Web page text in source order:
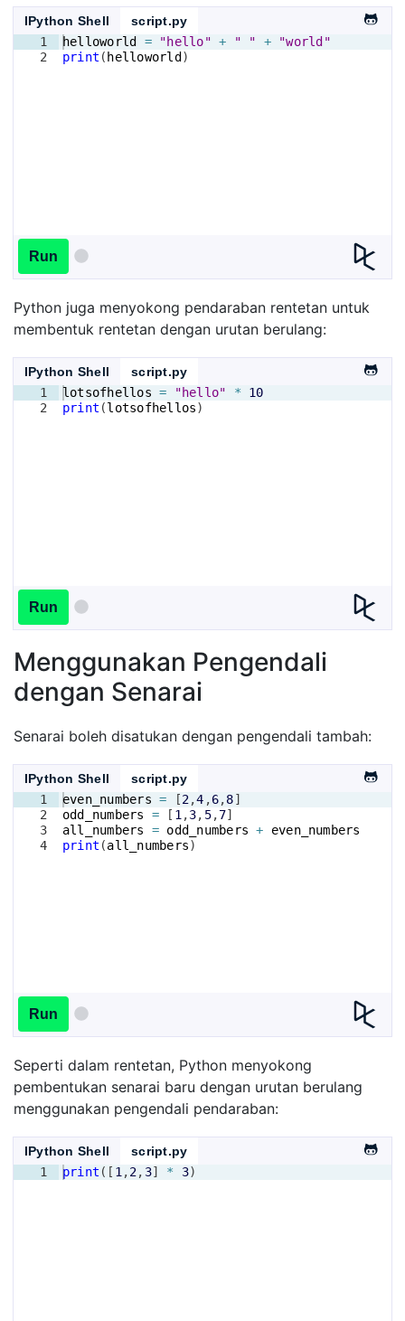
IPython Shell
script.py
1
2
helloworld = "hello" + " " +
"world"
print ( helloworld )
Run
Python juga menyokong pendaraban rentetan untuk
membentuk rentetan dengan urutan berulang:
IPython Shell
script.py
1
2
lotsofhellos = "hello" *
10
print (lotsofhellos)
Run
Menggunakan Pengendali
dengan Senarai
Senarai boleh disatukan dengan pengendali tambah:
IPython Shell
script.py
1
2
3
4
even_numbers = [2,4 ,6,8]
odd_numbers
= [ 1 ,3, 5,7]
all_numbers
= odd_numbers +
even_numbers
print (all_numbers)
Run
Seperti dalam rentetan, Python menyokong
pembentukan senarai baru dengan urutan berulang
menggunakan pengendali pendaraban:
IPython Shell
script.py
1
print ([ 1 ,2, 3] * 3)